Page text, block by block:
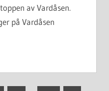
av Vardåsen.
på Vardåsen